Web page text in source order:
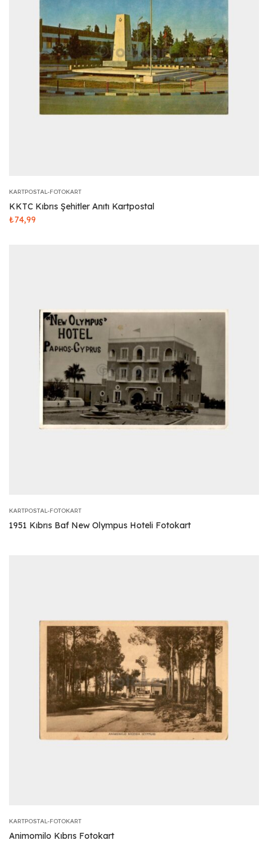
KARTPOSTAL-FOTOKART
KKTC Kıbrıs Şehitler Anıtı Kartpostal
₺74,99
KARTPOSTAL-FOTOKART
1951 Kıbrıs Baf New Olympus Hoteli Fotokart
KARTPOSTAL-FOTOKART
Animomilo Kıbrıs Fotokart